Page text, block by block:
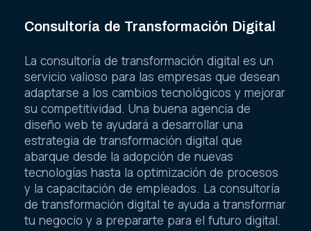
Consultoría de Transformación Digital
La consultoría de transformación digital es un
servicio valioso para las empresas que desean
adaptarse a los cambios tecnológicos y mejorar
su competitividad. Una buena agencia de
diseño web te ayudará a desarrollar una
estrategia de transformación digital que
abarque desde la adopción de nuevas
tecnologías hasta la optimización de procesos
y la capacitación de empleados. La consultoría
de transformación digital te ayuda a transformar
tu negocio y a prepararte para el futuro digital.